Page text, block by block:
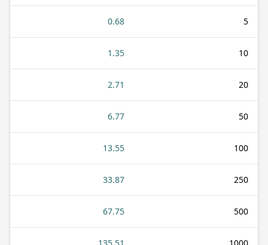
5
0.68
10
1.35
20
2.71
50
6.77
100
13.55
250
33.87
500
67.75